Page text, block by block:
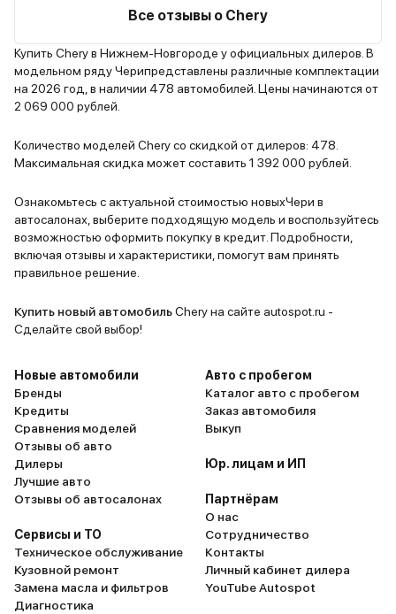
топлива в городе достаточно
100 км. Из плюсов также стоит
отметить богатую комплектацию.
Есть все необходимые опции:
адаптивный круиз-контроль,
камеры кругового обзора,
панорамная крыша,
Мультимедийная система
работает быстро и без глюков. В
целом, Chery Tiggo 9 неплохой
стильная
Салон
но
гибридная
с места,
что
топливо.
Все отзывы о Chery
Купить Chery в Нижнем-Новгороде у официальных дилеров. В
модельном ряду Черипредставлены различные комплектации
на 2026 год, в наличии 478 автомобилей. Цены начинаются от
2 069 000 рублей.
Количество моделей Chery со скидкой от дилеров: 478.
Максимальная скидка может составить 1 392 000 рублей.
Ознакомьтесь с актуальной стоимостью новыхЧери в
автосалонах, выберите подходящую модель и воспользуйтесь
возможностью оформить покупку в кредит. Подробности,
включая отзывы и характеристики, помогут вам принять
правильное решение.
Купить новый автомобильChery на сайте autospot.ru -
Сделайте свой выбор!
Новые автомобили
Бренды
Кредиты
Сравнения моделей
Отзывы об авто
Дилеры
Лучшие авто
Отзывы об автосалонах
Сервисы и ТО
Техническое обслуживание
Кузовной ремонт
Замена масла и фильтров
Диагностика
Авто с пробегом
Каталог авто с пробегом
Заказ автомобиля
Выкуп
Юр. лицам и ИП
Партнёрам
О нас
Сотрудничество
Контакты
Личный кабинет дилера
YouTube Autospot